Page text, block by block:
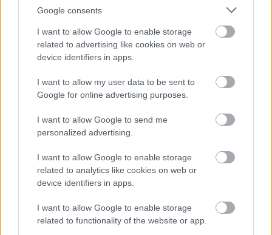
Google consents
I want to allow Google to enable storage
related to advertising like cookies on web or
device identifiers in apps.
I want to allow my user data to be sent to
Google for online advertising purposes.
I want to allow Google to send me
personalized advertising.
I want to allow Google to enable storage
related to analytics like cookies on web or
device identifiers in apps.
I want to allow Google to enable storage
related to functionality of the website or app.
JNSZ megyei hírek
A Szolnok megyei gazdák nagyon nem akarták a
JÉGER további üzemeltetését